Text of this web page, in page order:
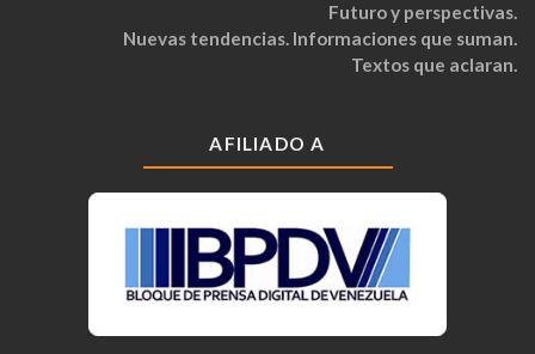
Futuro y perspectivas.
Nuevas tendencias. Informaciones que suman.
Textos que aclaran.
AFILIADO A